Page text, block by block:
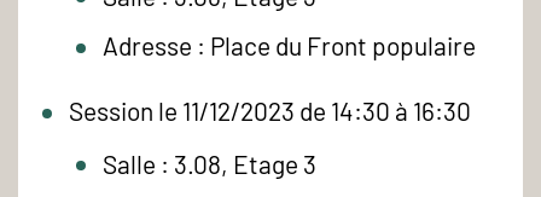
Adresse : Place du Front populaire
Session le 11/12/2023 de 14:30 à 16:30
Salle : 3.08, Etage 3